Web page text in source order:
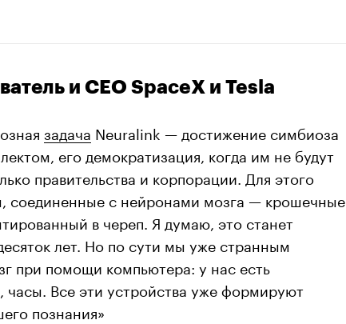
и CEO SpaceX и Tesla
задача Neuralink — достижение симбиоза
его демократизация, когда им не будут
правительства и корпорации. Для этого
соединенные с нейронами мозга — крошечные
в череп. Я думаю, это станет
лет. Но по сути мы уже странным
при помощи компьютера: у нас есть
Все эти устройства уже формируют
познания»